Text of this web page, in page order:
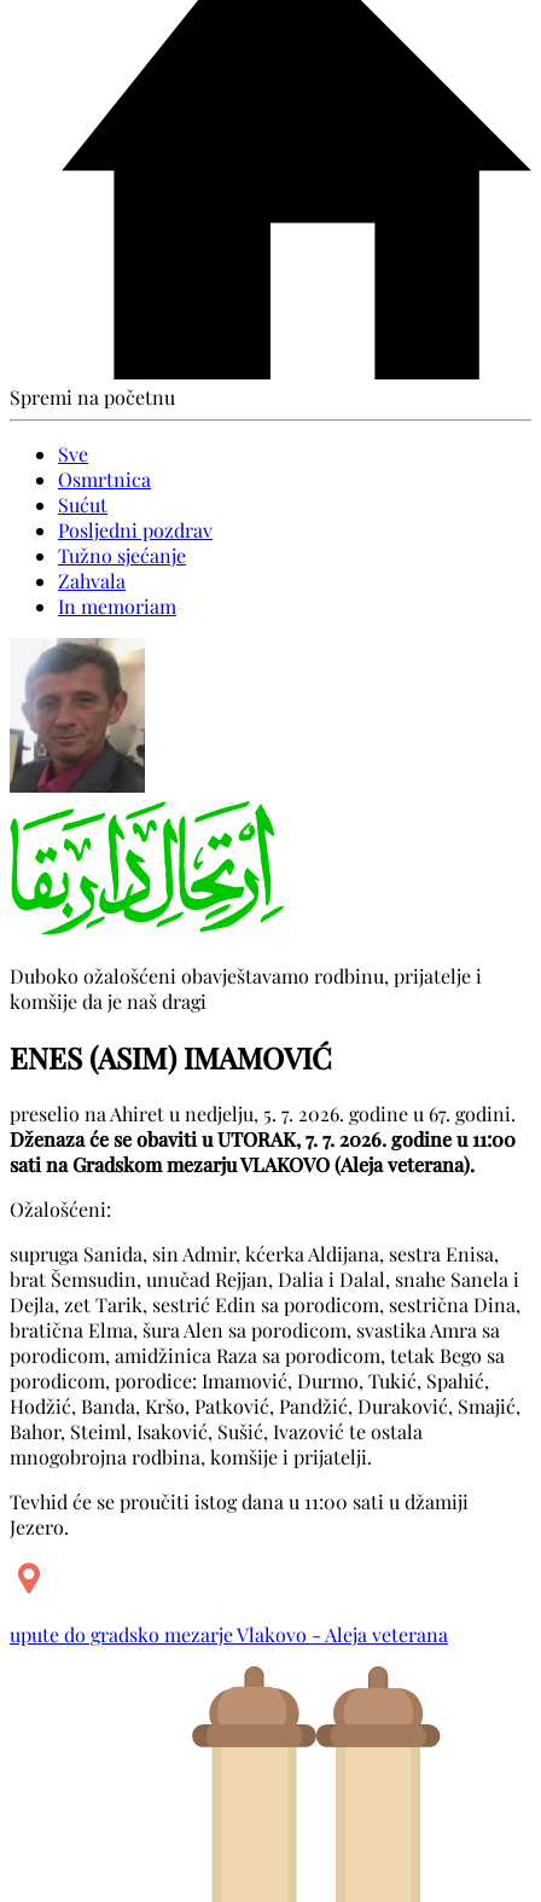
Spremi na početnu
Sve
Osmrtnica
Sućut
Posljedni pozdrav
Tužno sjećanje
Zahvala
In memoriam
Duboko ožalošćeni obavještavamo rodbinu, prijatelje i
komšije da je naš dragi
ENES (ASIM) IMAMOVIĆ
preselio na Ahiret u nedjelju, 5. 7. 2026. godine u 67. godini.
Dženaza će se obaviti u UTORAK, 7. 7. 2026. godine u 11:00
sati na Gradskom mezarju VLAKOVO (Aleja veterana).
Ožalošćeni:
supruga Sanida, sin Admir, kćerka Aldijana, sestra Enisa,
brat Šemsudin, unučad Rejjan, Dalia i Dalal, snahe Sanela i
Dejla, zet Tarik, sestrić Edin sa porodicom, sestrična Dina,
bratična Elma, šura Alen sa porodicom, svastika Amra sa
porodicom, amidžinica Raza sa porodicom, tetak Bego sa
porodicom, porodice: Imamović, Durmo, Tukić, Spahić,
Hodžić, Banda, Kršo, Patković, Pandžić, Duraković, Smajić,
Bahor, Steiml, Isaković, Sušić, Ivazović te ostala
mnogobrojna rodbina, komšije i prijatelji.
Tevhid će se proučiti istog dana u 11:00 sati u džamiji
Jezero.
upute do gradsko mezarje Vlakovo - Aleja veterana